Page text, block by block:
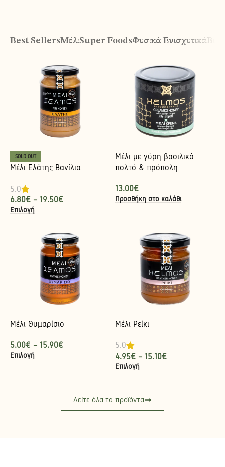
Best SellersΜέλιSuper FoodsΦυσικά Ενισχυτικά
SOLD OUT
Μέλι Ελάτης Βανίλια
5.0
6.80€ – 19.50€
Επιλογή
Μέλι με γύρη βασιλικό
πολτό & πρόπολη
13.00€
Προσθήκη στο καλάθι
Μέλι Θυμαρίσιο
5.00€ – 15.90€
Επιλογή
Μέλι Ρείκι
5.0
4.95€ – 15.10€
Επιλογή
Δείτε όλα τα προϊόντα